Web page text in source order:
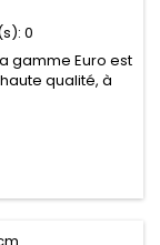
0
gamme Euro est
qualité, à
représente un
selon les
de vie et un